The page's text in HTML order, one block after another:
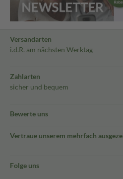
Versandarten
i.d.R. am nächsten Werktag
Zahlarten
sicher und bequem
Bewerte uns
Vertraue unserem mehrfach
Folge uns